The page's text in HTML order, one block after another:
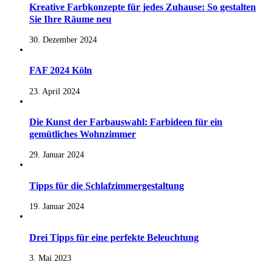
Kreative Farbkonzepte für jedes Zuhause: So gestalten
Sie Ihre Räume neu
30. Dezember 2024
FAF 2024 Köln
23. April 2024
Die Kunst der Farbauswahl: Farbideen für ein
gemütliches Wohnzimmer
29. Januar 2024
Tipps für die Schlafzimmergestaltung
19. Januar 2024
Drei Tipps für eine perfekte Beleuchtung
3. Mai 2023